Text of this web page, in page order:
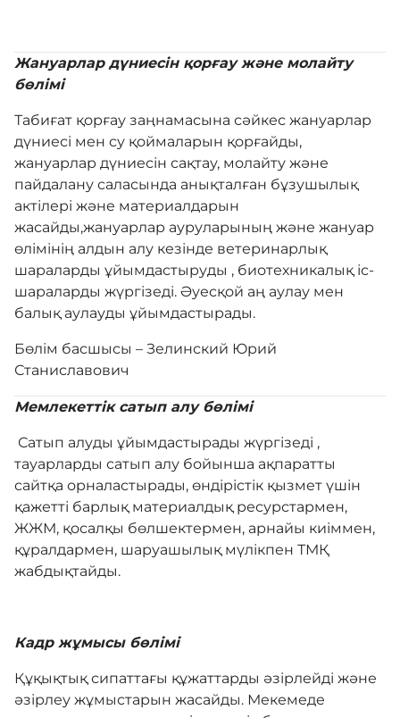
Жануарлар дүниесін қорғау және молайту
бөлімі
Табиғат қорғау заңнамасына сәйкес жануарлар
дүниесі мен су қоймаларын қорғайды,
жануарлар дүниесін сақтау, молайту және
пайдалану саласында анықталған бұзушылық
актілері және материалдарын
жасайды,жануарлар ауруларының және жануар
өлімінің алдын алу кезінде ветеринарлық
шараларды ұйымдастыруды , биотехникалық іс-
шараларды жүргізеді. Әуесқой аң аулау мен
балық аулауды ұйымдастырады.
Бөлім басшысы – Зелинский Юрий
Станиславович
Мемлекеттік сатып алу бөлімі
Сатып алуды ұйымдастырады жүргізеді ,
тауарларды сатып алу бойынша ақпаратты
сайтқа орналастырады, өндірістік қызмет үшін
қажетті барлық материалдық ресурстармен,
ЖЖМ, қосалқы бөлшектермен, арнайы киіммен,
құралдармен, шаруашылық мүлікпен ТМҚ
жабдықтайды.
Кадр жұмысы бөлімі
Құқықтық сипаттағы құжаттарды әзірлейді және
әзірлеу жұмыстарын жасайды. Мекемеде